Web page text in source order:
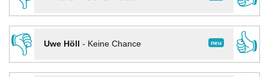
👎
neu
Uwe Höll - Keine Chance
👍